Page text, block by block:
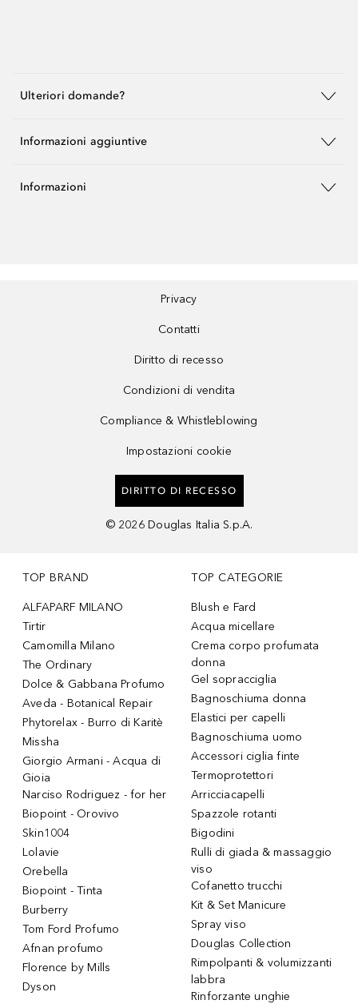
Ulteriori domande?
Informazioni aggiuntive
Informazioni
Privacy
Contatti
Diritto di recesso
Condizioni di vendita
Compliance & Whistleblowing
Impostazioni cookie
DIRITTO DI RECESSO
© 2026 Douglas Italia S.p.A.
TOP BRAND
ALFAPARF MILANO
Tirtir
Camomilla Milano
The Ordinary
Dolce & Gabbana Profumo
Aveda - Botanical Repair
Phytorelax - Burro di Karitè
Missha
Giorgio Armani - Acqua di
Gioia
Narciso Rodriguez - for her
Biopoint - Orovivo
Skin1004
Lolavie
Orebella
Biopoint - Tinta
Burberry
Tom Ford Profumo
Afnan profumo
Florence by Mills
Dyson
TOP CATEGORIE
Blush e Fard
Acqua micellare
Crema corpo profumata
donna
Gel sopracciglia
Bagnoschiuma donna
Elastici per capelli
Bagnoschiuma uomo
Accessori ciglia finte
Termoprotettori
Arricciacapelli
Spazzole rotanti
Bigodini
Rulli di giada & massaggio
viso
Cofanetto trucchi
Kit & Set Manicure
Spray viso
Douglas Collection
Rimpolpanti & volumizzanti
labbra
Rinforzante unghie